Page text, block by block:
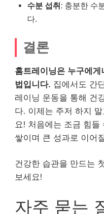
수분 섭취: 충분한 수
다.
결론
홈트레이닝은 누구에
법입니다. 집에서도 간
레이닝 운동을 통해 건
다. 이제는 주저 하지
요! 처음에는 조금 힘
쌓이며 큰 성과로 이어
건강한 습관을 만드는
보세요!
자주 묻는